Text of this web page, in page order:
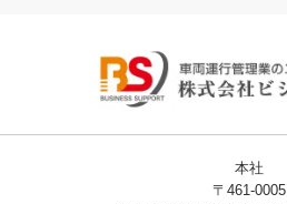
本社
〒461-0005